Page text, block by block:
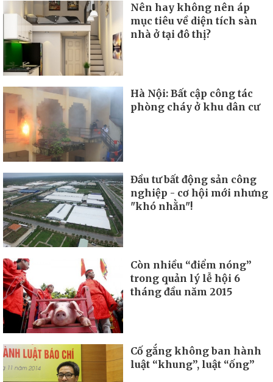
Nên hay không nên áp
mục tiêu về diện tích sàn
nhà ở tại đô thị?
Hà Nội: Bất cập công tác
phòng cháy ở khu dân cư
Đầu tư bất động sản công
nghiệp - cơ hội mới nhưng
"khó nhằn"!
Còn nhiều “điểm nóng”
trong quản lý lễ hội 6
tháng đầu năm 2015
Cố gắng không ban hành
luật “khung”, luật “ống”